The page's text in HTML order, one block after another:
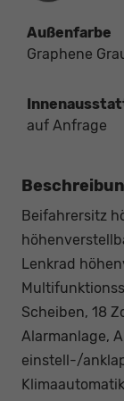
Außenfarbe
Graphene
auf Anfrage
Beifahrersitz
Lenkrad
Scheiben, 18
Alarmanlage,
einstell-/